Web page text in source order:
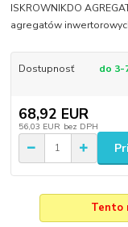
ISKROWNIKDO
agregatów
Dostupnosť do 3-
68,92 EUR
56,03 EUR bez DPH
Tento